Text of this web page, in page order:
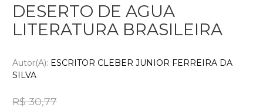
DESERTO DE AGUA
LITERATURA BRASILEIRA
Autor(a): ESCRITOR CLEBER JUNIOR FERREIRA DA
SILVA
R$ 30,77